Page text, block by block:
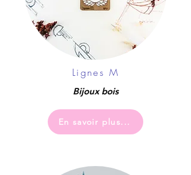
Lignes M
Bijoux bois
En savoir plus...